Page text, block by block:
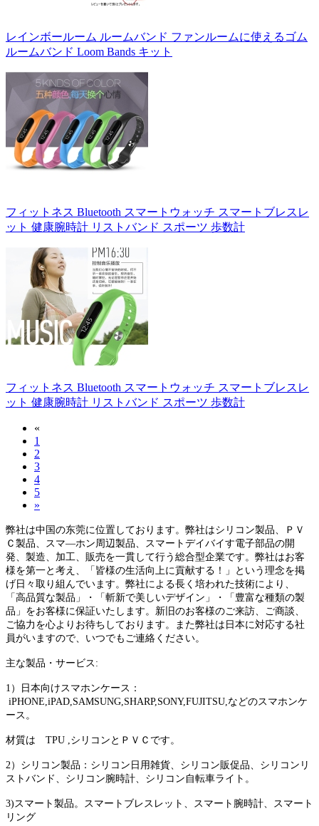
レインボールーム ルームバンド ファンルームに使えるゴム
ルームバンド Loom Bands キット
フィットネス Bluetooth スマートウォッチ スマートブレスレ
ット 健康腕時計 リストバンド スポーツ 歩数計
フィットネス Bluetooth スマートウォッチ スマートブレスレ
ット 健康腕時計 リストバンド スポーツ 歩数計
«
1
2
3
4
5
»
弊社は中国の东莞に位置しております。弊社はシリコン製品、ＰＶ
Ｃ製品、スマ―ホン周辺製品、スマートデイバイす電子部品の開
発、製造、加工、販売を一貫して行う総合型企業です。弊社はお客
様を第一と考え、「皆様の生活向上に貢献する！」という理念を掲
げ日々取り組んでいます。弊社による長く培われた技術により、
「高品質な製品」・「斬新で美しいデザイン」・「豊富な種類の製
品」をお客様に保証いたします。新旧のお客様のご来訪、ご商談、
ご協力を心よりお待ちしております。また弊社は日本に対応する社
員がいますので、いつでもご連絡ください。
主な製品・サービス:
1）日本向けスマホンケース：
iPHONE,iPAD,SAMSUNG,SHARP,SONY,FUJITSU,などのスマホンケ
ース。
材質は TPU ,シリコンとＰＶＣです。
2）シリコン製品：シリコン日用雑貨、シリコン販促品、シリコンリ
ストバンド、シリコン腕時計、シリコン自転車ライト。
3)スマート製品。スマートブレスレット、スマート腕時計、スマート
リング